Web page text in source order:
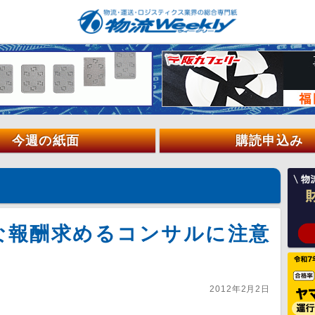
今週の紙面 購読申込み
酬求めるコンサルに注意
2012年2月2日